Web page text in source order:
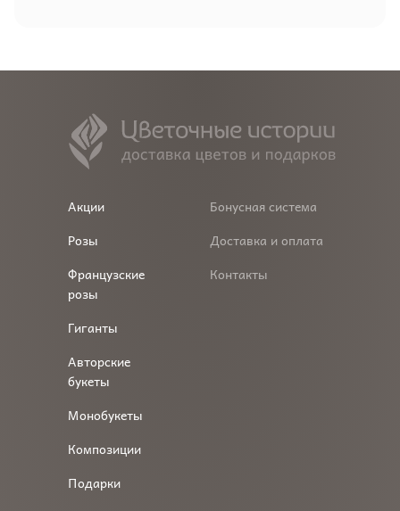
Акции
Розы
Французские
розы
Гиганты
Авторские
букеты
Монобукеты
Композиции
Подарки
Бонусная система
Доставка и оплата
Контакты